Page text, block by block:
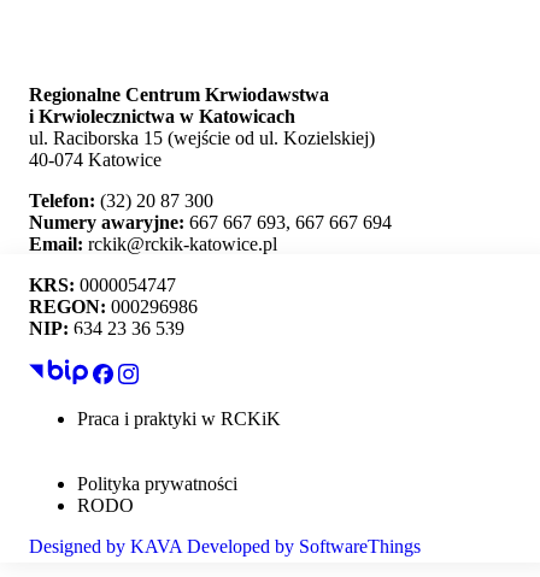
Ta strona używa plików cookie i umożliwia wybór,
Regionalne Centrum Krwiodawstwa
i Krwiolecznictwa w Katowicach
ul. Raciborska 15 (wejście od ul. Kozielskiej)
40-074 Katowice
Telefon: (32) 20 87 300
Numery awaryjne: 667 667 693, 667 667 694
Email: rckik@rckik-katowice.pl
KRS: 0000054747
REGON: 000296986
NIP: 634 23 36 539
Praca i praktyki w RCKiK
Polityka prywatności
RODO
Designed by KAVA Developed by SoftwareThings